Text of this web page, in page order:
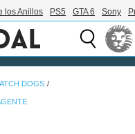
los Anillos PS5 GTA 6 Sony
DOGS